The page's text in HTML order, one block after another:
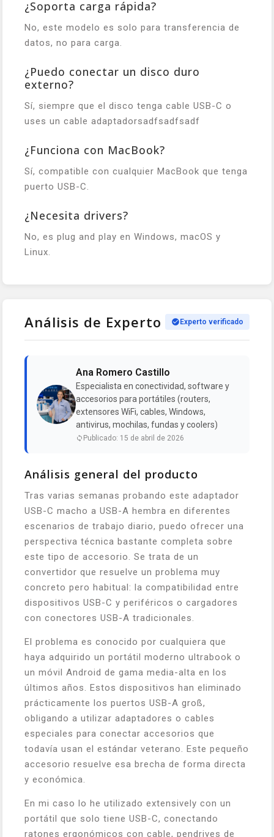
¿Soporta carga rápida?
No, este modelo es solo para transferencia de
datos, no para carga.
¿Puedo conectar un disco duro
externo?
Sí, siempre que el disco tenga cable USB-C o
uses un cable adaptadorsadfsadfsadf
¿Funciona con MacBook?
Sí, compatible con cualquier MacBook que tenga
puerto USB-C.
¿Necesita drivers?
No, es plug and play en Windows, macOS y
Linux.
Análisis de Experto Experto verificado
Ana Romero Castillo
Especialista en conectividad, software y
accesorios para portátiles (routers,
extensores WiFi, cables, Windows,
antivirus, mochilas, fundas y coolers)
Publicado: 15 de abril de 2026
Análisis general del producto
Tras varias semanas probando este adaptador
USB-C macho a USB-A hembra en diferentes
escenarios de trabajo diario, puedo ofrecer una
perspectiva técnica bastante completa sobre
este tipo de accesorio. Se trata de un
convertidor que resuelve un problema muy
concreto pero habitual: la compatibilidad entre
dispositivos USB-C y periféricos o cargadores
con conectores USB-A tradicionales.
El problema es conocido por cualquiera que
haya adquirido un portátil moderno ultrabook o
un móvil Android de gama media-alta en los
últimos años. Estos dispositivos han eliminado
prácticamente los puertos USB-A groß,
obligando a utilizar adaptadores o cables
especiales para conectar accesorios que
todavía usan el estándar veterano. Este pequeño
accesorio resuelve esa brecha de forma directa
y económica.
En mi caso lo he utilizado extensively con un
portátil que solo tiene USB-C, conectando
ratones ergonómicos con cable, pendrives de